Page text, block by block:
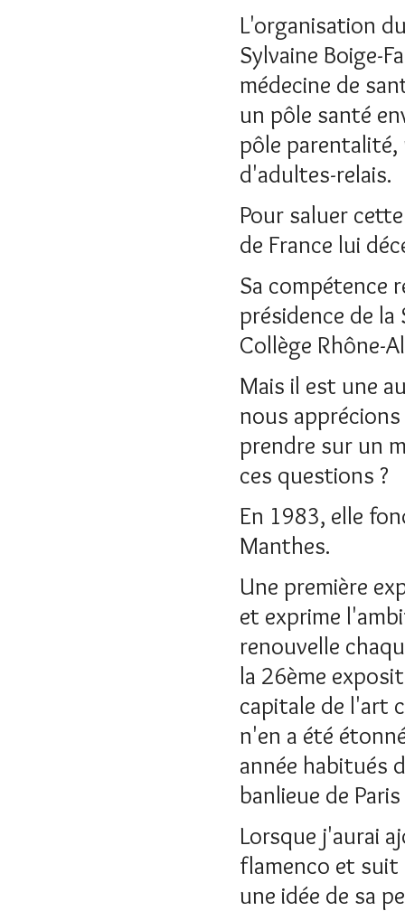
L'organisation
Sylvaine Boige-
médecine de
un pôle santé
pôle parentalité,
d'adultes-relais.
Pour saluer
de France lui
Sa compétence
présidence de
Collège Rhône-
Mais il est une
nous
prendre sur un
ces questions ?
En 1983, elle
Manthes.
Une première
et exprime
renouvelle
la 26ème
capitale de l'art
n'en a été
année habitués
banlieue de Paris
Lorsque j'aurai
flamenco et suit
une idée de sa